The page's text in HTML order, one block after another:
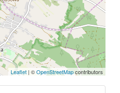
Leaflet | ©OpenStreetMapcontributors